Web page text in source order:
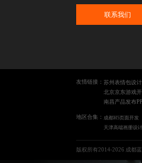
联系我们
友情链接： 苏州表情包设计
北京京东游戏
南昌产品发布
地区合集： 成都H5页面开发
天津高端画册设
版权所有2014-2026 成都